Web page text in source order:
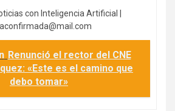
con Inteligencia Artificial |
Renunció el rector del CNE
«Este es el camino que
debo tomar»